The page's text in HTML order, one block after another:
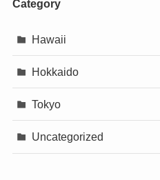
Category
Hawaii
Hokkaido
Tokyo
Uncategorized